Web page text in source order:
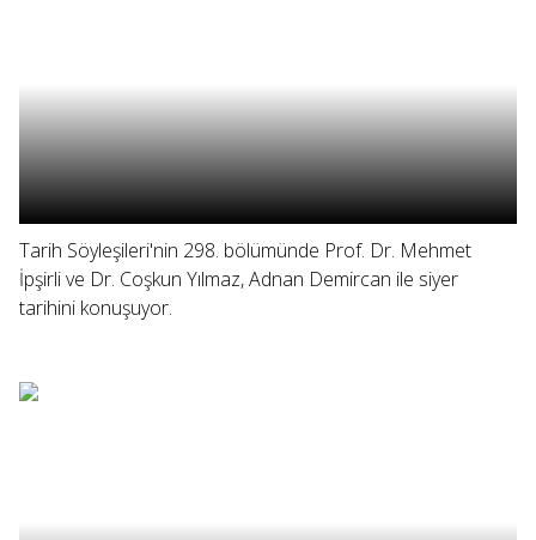
Tarih Söyleşileri'nin 298. bölümünde Prof. Dr. Mehmet
İpşirli ve Dr. Coşkun Yılmaz, Adnan Demircan ile siyer
tarihini konuşuyor.